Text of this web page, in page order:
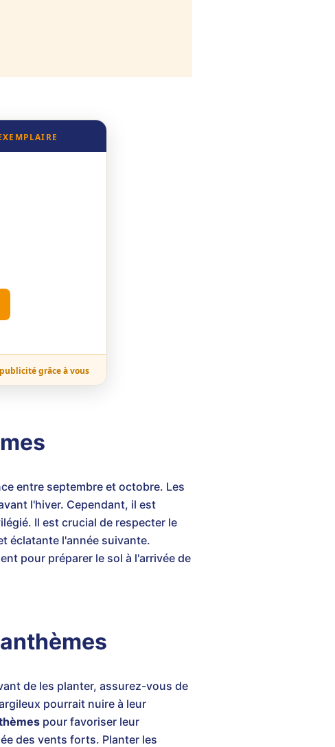
grâce à vous
entre septembre et octobre. Les
l'hiver. Cependant, il est
Il est crucial de respecter le
éclatante l'année suivante.
pour préparer le sol à l'arrivée de
de les planter, assurez-vous de
pourrait nuire à leur
pour favoriser leur
des vents forts. Planter les